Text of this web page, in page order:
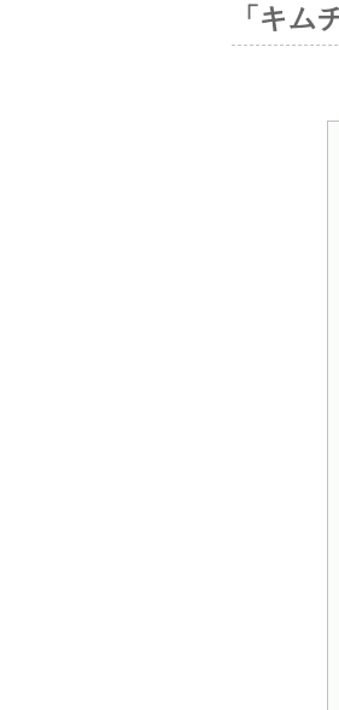
「キム